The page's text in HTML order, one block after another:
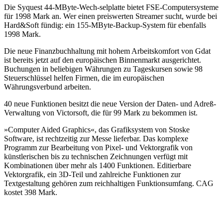
Die Syquest 44-MByte-Wech-selplatte bietet FSE-Computersysteme
für 1998 Mark an. Wer einen preiswerten Streamer sucht, wurde bei
Hard&Soft fündig: ein 155-MByte-Backup-System für ebenfalls
1998 Mark.
Die neue Finanzbuchhaltung mit hohem Arbeitskomfort von Gdat
ist bereits jetzt auf den europäischen Binnenmarkt ausgerichtet.
Buchungen in beliebigen Währungen zu Tageskursen sowie 98
Steuerschlüssel helfen Firmen, die im europäischen
Währungsverbund arbeiten.
40 neue Funktionen besitzt die neue Version der Daten- und Adreß-
Verwaltung von Victorsoft, die für 99 Mark zu bekommen ist.
»Computer Aided Graphics«, das Grafiksystem von Stoske
Software, ist rechtzeitig zur Messe lieferbar. Das komplexe
Programm zur Bearbeitung von Pixel- und Vektorgrafik von
künstlerischen bis zu technischen Zeichnungen verfügt mit
Kombinationen über mehr als 1400 Funktionen. Editierbare
Vektorgrafik, ein 3D-Teil und zahlreiche Funktionen zur
Textgestaltung gehören zum reichhaltigen Funktionsumfang. CAG
kostet 398 Mark.